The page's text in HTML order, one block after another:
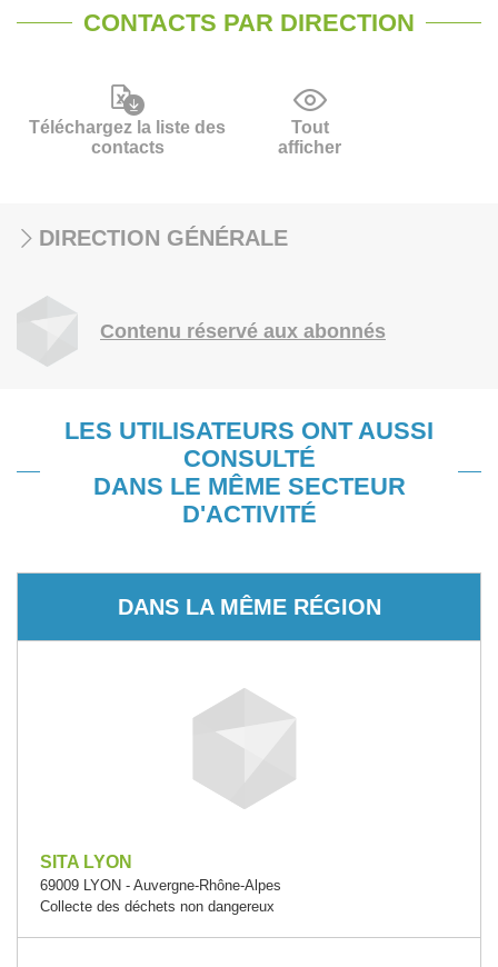
CONTACTS PAR DIRECTION
Téléchargez la liste des
contacts
Tout
afficher
DIRECTION GÉNÉRALE
Contenu réservé aux abonnés
LES UTILISATEURS ONT AUSSI
CONSULTÉ
DANS LE MÊME SECTEUR
D'ACTIVITÉ
DANS LA MÊME RÉGION
SITA LYON
69009 LYON - Auvergne-Rhône-Alpes
Collecte des déchets non dangereux